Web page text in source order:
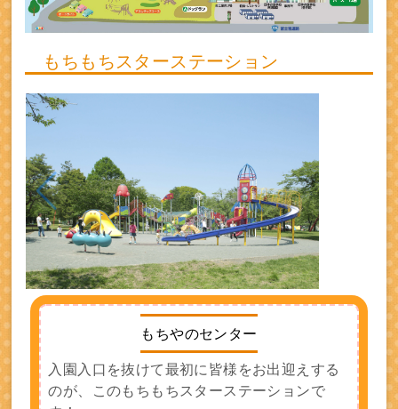
もちもちスターステーション
もちやのセンター
入園入口を抜けて最初に皆様をお出迎えする
のが、このもちもちスターステーションで